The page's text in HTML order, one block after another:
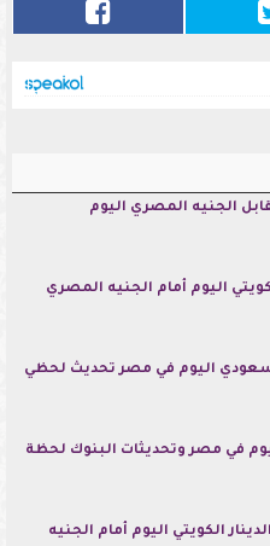
الجنيه المصري اليوم
اليوم أمام الجنيه المصري
اليوم في مصر تحديث لحظي
في مصر وتحديثات البنوك لحظة
الكويتي اليوم أمام الجنيه